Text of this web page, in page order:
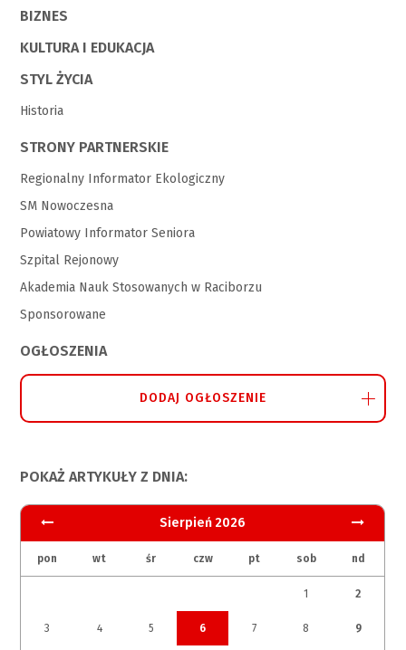
BIZNES
KULTURA I EDUKACJA
STYL ŻYCIA
Historia
STRONY PARTNERSKIE
Regionalny Informator Ekologiczny
SM Nowoczesna
Powiatowy Informator Seniora
Szpital Rejonowy
Akademia Nauk Stosowanych w Raciborzu
Sponsorowane
OGŁOSZENIA
DODAJ OGŁOSZENIE
POKAŻ ARTYKUŁY Z DNIA:
Sierpień 2026
pon wt śr czw pt sob nd
1 2
3 4 5 6 7 8 9